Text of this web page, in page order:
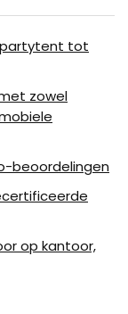
partytent tot
zowel
beoordelingen
op kantoor,